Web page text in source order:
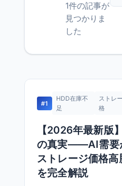
1件の記事が
見つかりま
した
#1
HDD在庫不
足
ストレ
格
【2026年最新版
の真実——AI需要
ストレージ価格
を完全解説